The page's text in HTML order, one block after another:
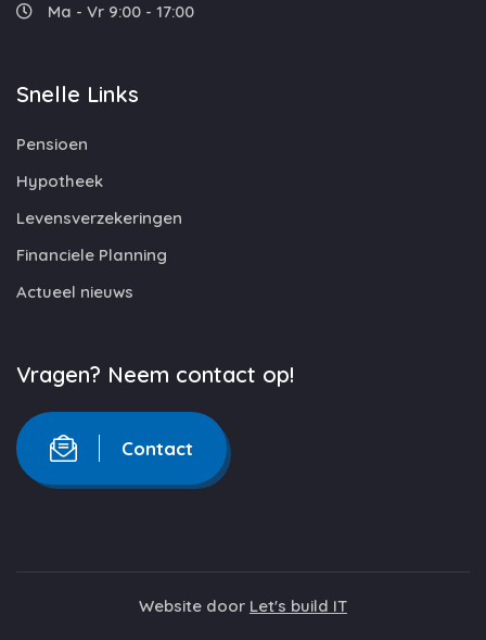
Ma - Vr 9:00 - 17:00
Snelle Links
Pensioen
Hypotheek
Levensverzekeringen
Financiele Planning
Actueel nieuws
Vragen? Neem contact op!
Contact
Website door Let's build IT